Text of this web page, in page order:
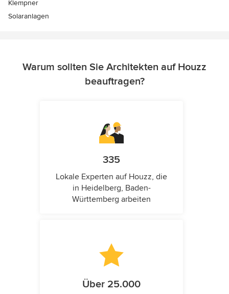
Klempner
Solaranlagen
Warum sollten Sie Architekten auf Houzz
beauftragen?
335
Lokale Experten auf Houzz, die
in Heidelberg, Baden-
Württemberg arbeiten
Über 25.000